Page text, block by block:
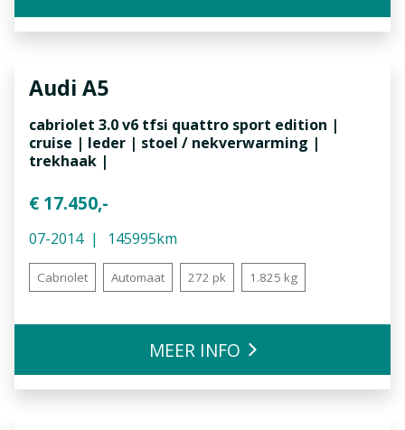
Audi A5
cabriolet 3.0 v6 tfsi quattro sport edition |
cruise | leder | stoel / nekverwarming |
trekhaak |
€ 17.450,-
07-2014 145995km
Cabriolet Automaat 272 pk 1.825 kg
MEER INFO